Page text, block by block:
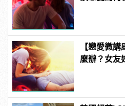
【戀愛微
麼辦？女友